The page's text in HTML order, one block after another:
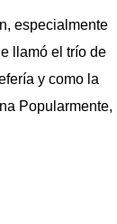
especialmente
llamó el trío de
y como la
Popularmente,